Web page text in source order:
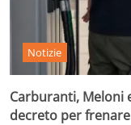
Notizie
Carburanti, Meloni
decreto per